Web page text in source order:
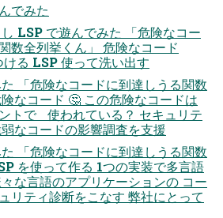
でみた
LSP で遊んでみた 「危険なコー
数全列挙くん」 危険なコード
る LSP 使って洗い出す
「危険なコードに到達しうる関数
なコード 🤔 この危険なコードは
トで 使われている？ セキュリテ
なコードの影響調査を支援
「危険なコードに到達しうる関数
を使って作る 1つの実装で多言語
な言語のアプリケーションの コー
リティ診断をこなす 弊社にとって